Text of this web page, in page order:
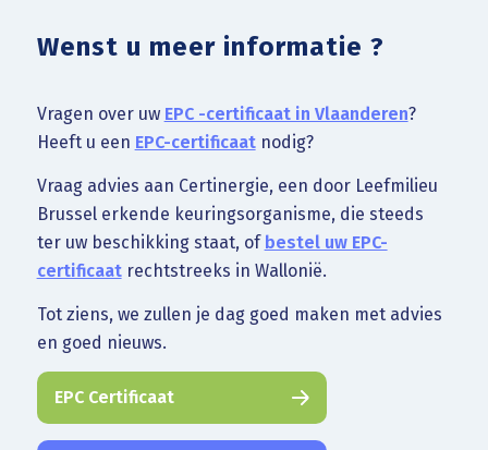
Wenst u meer informatie ?
Vragen over uw EPC -certificaat in Vlaanderen?
Heeft u een EPC-certificaatnodig?
Vraag advies aan Certinergie, een door Leefmilieu
Brussel erkende keuringsorganisme, die steeds
ter uw beschikking staat, of bestel uw EPC-
certificaatrechtstreeks in Wallonië.
Tot ziens, we zullen je dag goed maken met advies
en goed nieuws.
EPC Certificaat